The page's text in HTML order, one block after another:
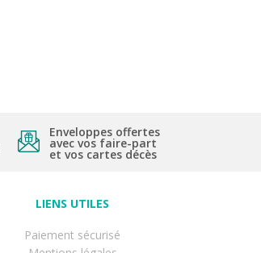
Enveloppes offertes
avec vos faire-part
et vos cartes décès
LIENS UTILES
Paiement sécurisé